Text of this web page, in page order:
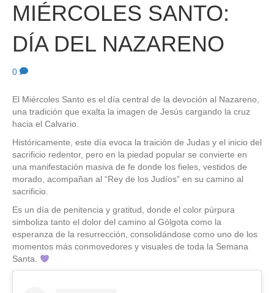
MIÉRCOLES SANTO:
DÍA DEL NAZARENO
0
El Miércoles Santo es el día central de la devoción al Nazareno,
una tradición que exalta la imagen de Jesús cargando la cruz
hacia el Calvario.
Históricamente, este día evoca la traición de Judas y el inicio del
sacrificio redentor, pero en la piedad popular se convierte en
una manifestación masiva de fe donde los fieles, vestidos de
morado, acompañan al “Rey de los Judíos” en su camino al
sacrificio.
Es un día de penitencia y gratitud, donde el color púrpura
simboliza tanto el dolor del camino al Gólgota como la
esperanza de la resurrección, consolidándose como uno de los
momentos más conmovedores y visuales de toda la Semana
Santa.